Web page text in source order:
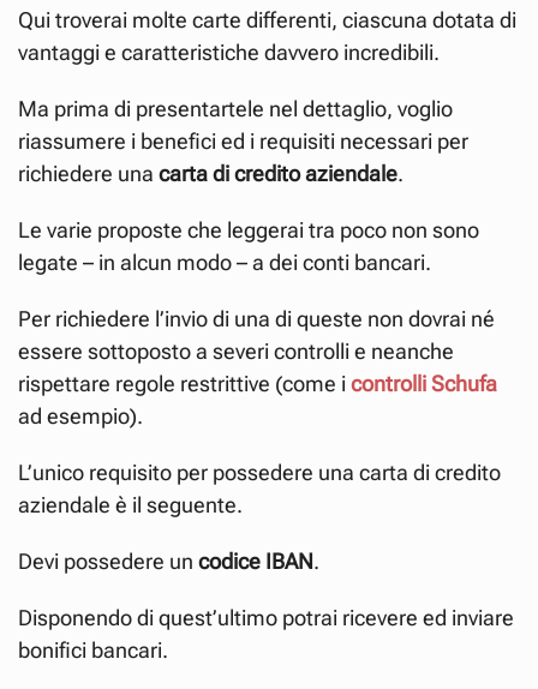
Qui troverai molte carte differenti, ciascuna dotata di
vantaggi e caratteristiche davvero incredibili.
Ma prima di presentartele nel dettaglio, voglio
riassumere i benefici ed i requisiti necessari per
richiedere una carta di credito aziendale.
Le varie proposte che leggerai tra poco non sono
legate – in alcun modo – a dei conti bancari.
Per richiedere l’invio di una di queste non dovrai né
essere sottoposto a severi controlli e neanche
rispettare regole restrittive (come i controlli Schufa
ad esempio).
L’unico requisito per possedere una carta di credito
aziendale è il seguente.
Devi possedere un codice IBAN.
Disponendo di quest’ultimo potrai ricevere ed inviare
bonifici bancari.